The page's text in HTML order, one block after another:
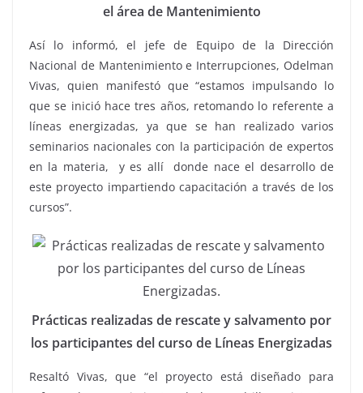
el área de Mantenimiento
Así lo informó, el jefe de Equipo de la Dirección
Nacional de Mantenimiento e Interrupciones, Odelman
Vivas, quien manifestó que “estamos impulsando lo
que se inició hace tres años, retomando lo referente a
líneas energizadas, ya que se han realizado varios
seminarios nacionales con la participación de expertos
en la materia, y es allí donde nace el desarrollo de
este proyecto impartiendo capacitación a través de los
cursos”.
Prácticas realizadas de rescate y salvamento por
los participantes del curso de Líneas Energizadas
Resaltó Vivas, que “el proyecto está diseñado para